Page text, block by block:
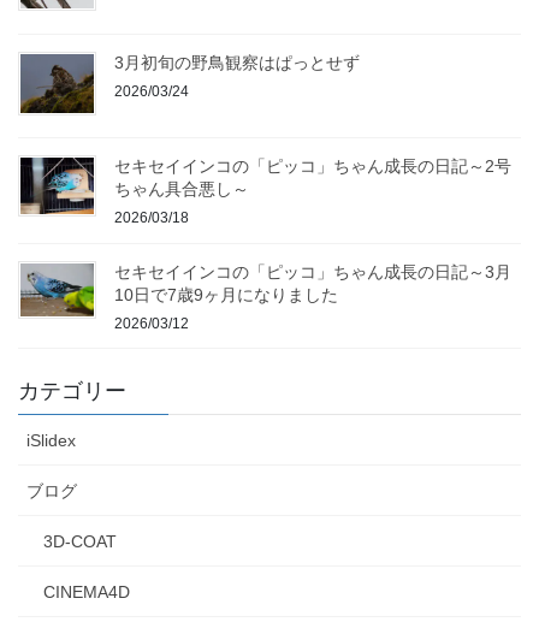
3月初旬の野鳥観察はぱっとせず
2026/03/24
セキセイインコの「ピッコ」ちゃん成長の日記～2号
ちゃん具合悪し～
2026/03/18
セキセイインコの「ピッコ」ちゃん成長の日記～3月
10日で7歳9ヶ月になりました
2026/03/12
カテゴリー
iSlidex
ブログ
3D-COAT
CINEMA4D